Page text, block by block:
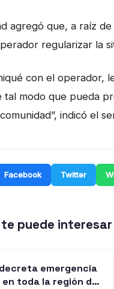
agregó que, a raíz de
regularizar la
con el operador,
tal modo que pueda
indicó el
Facebook Twitter
te puede interesar
emergencia
toda la región de